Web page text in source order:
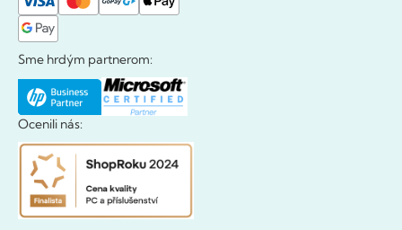
Sme hrdým partnerom:
Ocenili nás: